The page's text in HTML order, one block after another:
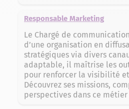
Responsable Marketing
Le Chargé de
d’une organisation en
stratégiques via divers
adaptable, il maîtrise les
pour renforcer la visibilité
Découvrez ses missions,
perspectives dans ce